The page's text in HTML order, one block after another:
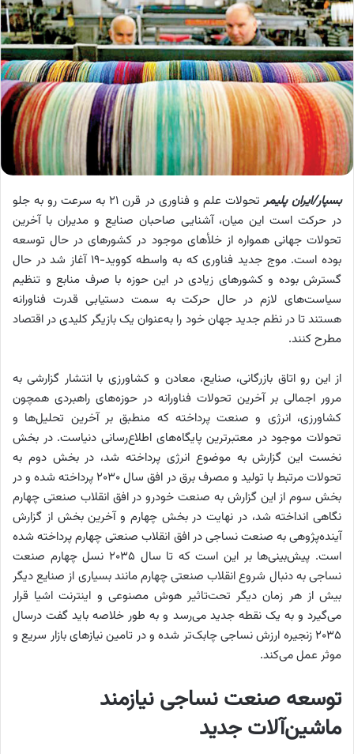
بسپار/ایران پلیمر
تحولات علم و فناوری در قرن ۲۱ به سرعت رو به جلو
در حرکت است این میان، آشنایی صاحبان صنایع و مدیران با آخرین
تحولات جهانی همواره از خلأهای موجود در کشورهای در حال توسعه
بوده است. موج جدید فناوری که به واسطه کووید-۱۹ آغاز شد در حال
گسترش بوده و کشورهای زیادی در این حوزه با صرف منابع و تنظیم
سیاست‌های لازم در حال حرکت به سمت دستیابی قدرت فناورانه
هستند تا در نظم جدید جهان خود را به‌‌‌عنوان یک بازیگر کلیدی در اقتصاد
مطرح کنند.
از این رو اتاق بازرگانی، صنایع، معادن و کشاورزی با انتشار گزارشی به
مرور اجمالی بر آخرین تحولات فناورانه در حوزه‌‌‌های راهبردی همچون
کشاورزی، انرژی و صنعت پرداخته که منطبق بر آخرین تحلیل‌‌‌ها و
تحولات موجود در معتبرترین پایگاه‌‌‌های اطلاع‌رسانی دنیاست. در بخش
نخست این گزارش به موضوع انرژی پرداخته شد، در بخش دوم به
تحولات مرتبط با تولید و مصرف برق در افق سال ۲۰۳۰ پرداخته شده و در
بخش سوم از این گزارش به صنعت خودرو در افق انقلاب صنعتی چهارم
نگاهی انداخته شد، در نهایت در بخش چهارم و آخرین بخش از گزارش
آینده‌‌‌پژوهی به صنعت نساجی در افق انقلاب صنعتی چهارم پرداخته شده
است. پیش‌بینی‌‌‌ها بر این است که تا سال ۲۰۳۵ نسل چهارم صنعت
نساجی به دنبال شروع انقلاب صنعتی چهارم مانند بسیاری از صنایع دیگر
بیش از هر زمان دیگر تحت‌تاثیر هوش مصنوعی و اینترنت اشیا قرار
می‌گیرد و به یک نقطه جدید می‌رسد و به طور خلاصه باید گفت درسال
۲۰۳۵ زنجیره ارزش نساجی چابک‌تر شده و در تامین نیازهای بازار سریع و
موثر عمل می‌کند.
توسعه صنعت نساجی نیازمند
ماشین‌آلات جدید